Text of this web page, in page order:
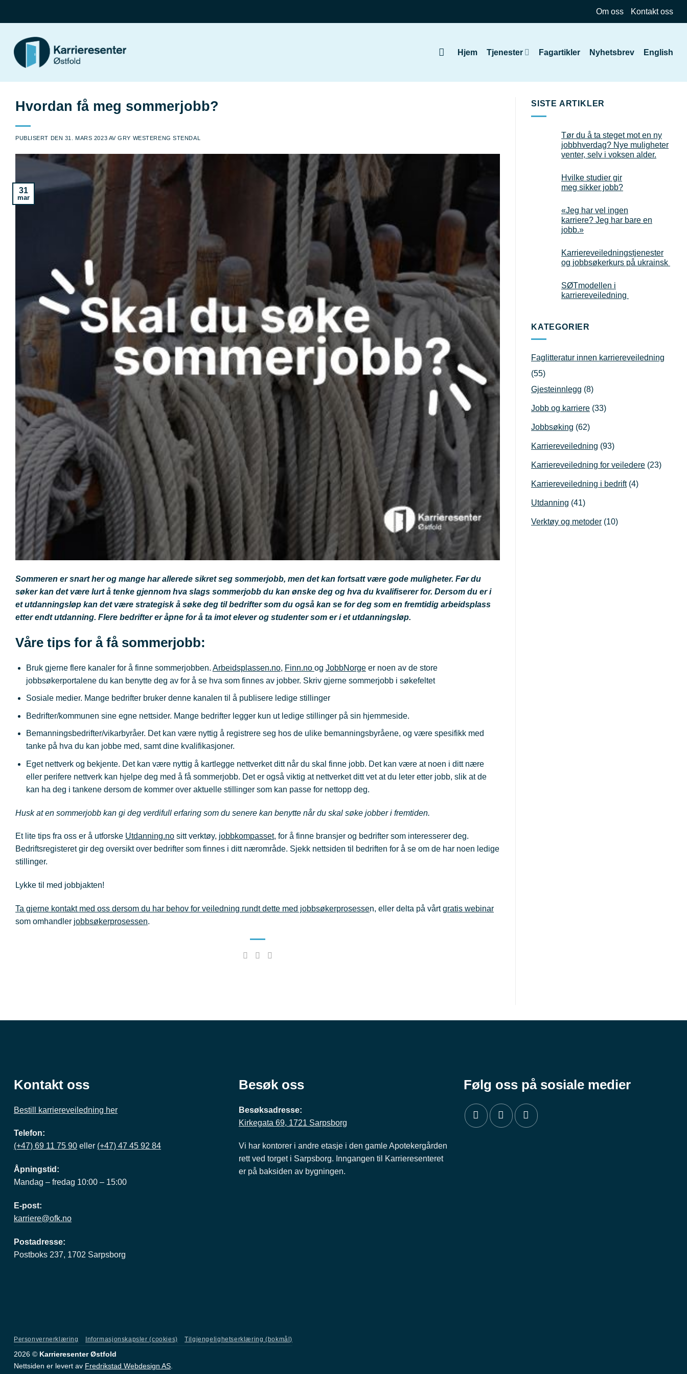
Om oss Kontakt oss
Hjem Tjenester Fagartikler Nyhetsbrev English
Hvordan få meg sommerjobb?
PUBLISERT DEN 31. MARS 2023 AVGRY WESTERENG STENDAL
31
mar
Sommeren er snart her og mange har allerede sikret seg sommerjobb, men det kan fortsatt være gode muligheter. Før du
søker kan det være lurt å tenke gjennom hva slags sommerjobb du kan ønske deg og hva du kvalifiserer for. Dersom du er i
et utdanningsløp kan det være strategisk å søke deg til bedrifter som du også kan se for deg som en fremtidig arbeidsplass
etter endt utdanning. Flere bedrifter er åpne for å ta imot elever og studenter som er i et utdanningsløp.
Våre tips for å få sommerjobb:
Bruk gjerne flere kanaler for å finne sommerjobben. Arbeidsplassen.no, Finn.no og JobbNorgeer noen av de store
jobbsøkerportalene du kan benytte deg av for å se hva som finnes av jobber. Skriv gjerne sommerjobb i søkefeltet
Sosiale medier. Mange bedrifter bruker denne kanalen til å publisere ledige stillinger
Bedrifter/kommunen sine egne nettsider. Mange bedrifter legger kun ut ledige stillinger på sin hjemmeside.
Bemanningsbedrifter/vikarbyråer. Det kan være nyttig å registrere seg hos de ulike bemanningsbyråene, og være spesifikk med
tanke på hva du kan jobbe med, samt dine kvalifikasjoner.
Eget nettverk og bekjente. Det kan være nyttig å kartlegge nettverket ditt når du skal finne jobb. Det kan være at noen i ditt nære
eller perifere nettverk kan hjelpe deg med å få sommerjobb. Det er også viktig at nettverket ditt vet at du leter etter jobb, slik at de
kan ha deg i tankene dersom de kommer over aktuelle stillinger som kan passe for nettopp deg.
Husk at en sommerjobb kan gi deg verdifull erfaring som du senere kan benytte når du skal søke jobber i fremtiden.
Et lite tips fra oss er å utforske Utdanning.no sitt verktøy, jobbkompasset, for å finne bransjer og bedrifter som interesserer deg.
Bedriftsregisteret gir deg oversikt over bedrifter som finnes i ditt nærområde. Sjekk nettsiden til bedriften for å se om de har noen ledige
stillinger.
Lykke til med jobbjakten!
Ta gjerne kontakt med oss dersom du har behov for veiledning rundt dette med jobbsøkerprosessen, eller delta på vårtgratis webinar
som omhandler jobbsøkerprosessen.
SISTE ARTIKLER
Tør du å ta steget mot en ny
jobbhverdag? Nye muligheter
venter, selv i voksen alder.
Hvilke studier gir
meg sikker jobb?
«Jeg har vel ingen
karriere? Jeg har bare en
jobb.»
Karriereveiledningstjenester
og jobbsøkerkurs på ukrainsk
SØTmodellen i
karriereveiledning
KATEGORIER
Faglitteratur innen karriereveiledning
(55)
Gjesteinnlegg (8)
Jobb og karriere (33)
Jobbsøking (62)
Karriereveiledning (93)
Karriereveiledning for veiledere (23)
Karriereveiledning i bedrift(4)
Utdanning (41)
Verktøy og metoder (10)
Kontakt oss
Bestill karriereveiledning her
Telefon:
(+47) 69 11 75 90 eller (+47) 47 45 92 84
Åpningstid:
Mandag – fredag 10:00 – 15:00
E-post:
karriere@ofk.no
Postadresse:
Postboks 237, 1702 Sarpsborg
Besøk oss
Besøksadresse:
Kirkegata 69, 1721 Sarpsborg
Vi har kontorer i andre etasje i den gamle Apotekergården
rett ved torget i Sarpsborg. Inngangen til Karrieresenteret
er på baksiden av bygningen.
Følg oss på sosiale medier
Personvernerklæring Informasjonskapsler (cookies) Tilgjengelighetserklæring (bokmål)
2026 © Karrieresenter Østfold
Nettsiden er levert av Fredrikstad Webdesign AS